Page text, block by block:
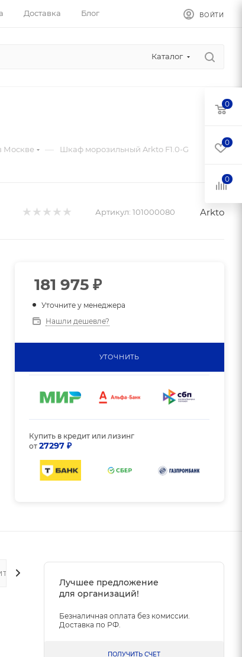
Доставка Блог ВОЙТИ
Каталог
Москве — Шкаф морозильный Arkto F1.0-G
Артикул: 101000080 Arkto
181 975₽
Уточните у менеджера
Нашли дешевле?
УТОЧНИТЬ
Купить в кредит или лизинг
от27297 ₽
Лучшее предложение
для организаций!
Безналичная оплата без комиссии.
Доставка по РФ.
ПОЛУЧИТЬ СЧЕТ
0
0
0